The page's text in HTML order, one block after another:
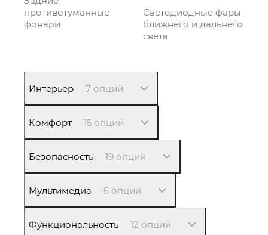
противотуманные
фонари
Светодиодные фары
ближнего и дальнего
света
Интерьер 7 опций
Комфорт 15 опций
Безопасность 19 опций
Мультимедиа 6 опций
Функциональность 12 опций